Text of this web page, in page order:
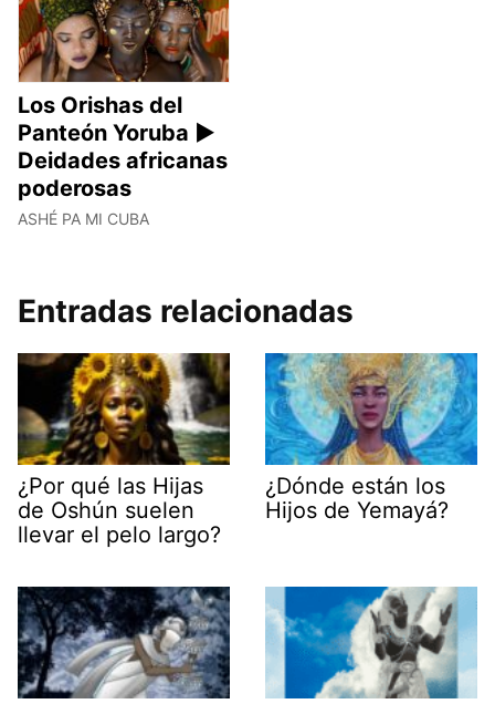
Los Orishas del
Panteón Yoruba ►
Deidades africanas
poderosas
ASHÉ PA MI CUBA
Entradas relacionadas
¿Por qué las Hijas
de Oshún suelen
llevar el pelo largo?
¿Dónde están los
Hijos de Yemayá?